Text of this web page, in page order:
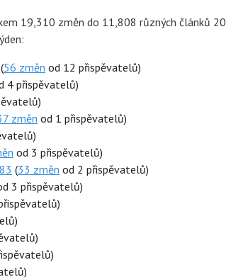
19,310 změn do 11,808 různých článků 20
(56 změn od 12 přispěvatelů)
4 přispěvatelů)
změn od 1 přispěvatelů)
od 3 přispěvatelů)
(33 změn od 2 přispěvatelů)
3 přispěvatelů)